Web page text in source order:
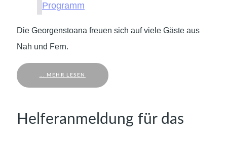
Programm
Die Georgenstoana freuen sich auf viele Gäste aus
Nah und Fern.
... MEHR LESEN
Helferanmeldung für das